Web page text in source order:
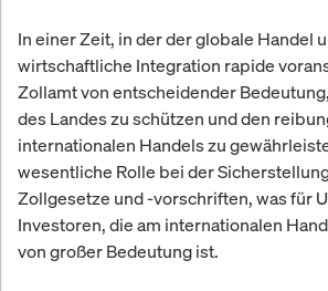
In einer Zeit, in der der globale Handel
wirtschaftliche Integration rapide
Zollamt von entscheidender
des Landes zu schützen und den
internationalen Handels zu
wesentliche Rolle bei der
Zollgesetze und -vorschriften, was für
Investoren, die am internationalen
von großer Bedeutung ist.